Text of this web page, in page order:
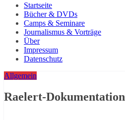
Startseite
Bücher & DVDs
Camps & Seminare
Journalismus & Vorträge
Über
Impressum
Datenschutz
Allgemein
Raelert-Dokumentation